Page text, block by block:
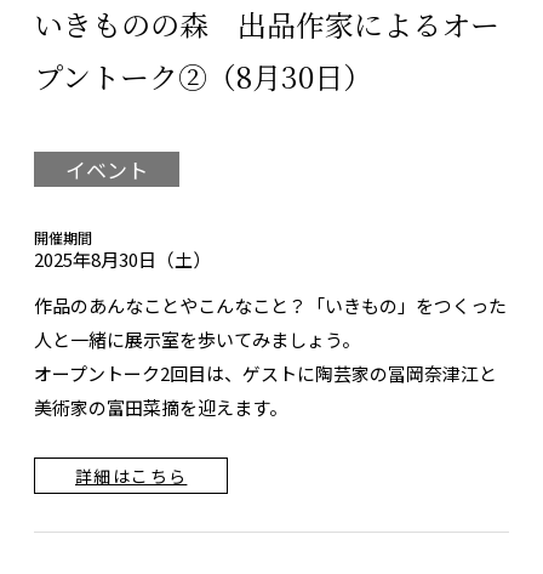
いきものの森 出品作家によるオー
プントーク②（8月30日）
イベント
開催期間
2025年8月30日（土）
作品のあんなことやこんなこと？「いきもの」をつくった
人と一緒に展示室を歩いてみましょう。
オープントーク2回目は、ゲストに陶芸家の冨岡奈津江と
美術家の富田菜摘を迎えます。
詳細はこちら